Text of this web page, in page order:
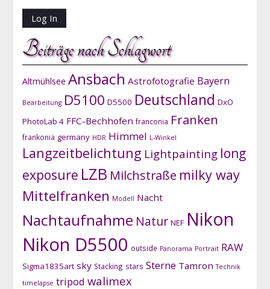
Beiträge nach Schlagwort
Altmühlsee Ansbach Astrofotografie Bayern
Bearbeitung D5100 D5500 Deutschland DxO
PhotoLab 4 FFC-Bechhofen franconia Franken
frankonia germany HDR Himmel L-Winkel
Langzeitbelichtung Lightpainting long
exposure LZB Milchstraße milky way
Mittelfranken Modell Nacht
Nachtaufnahme Natur NEF Nikon
Nikon D5500 outside Panorama Portrait RAW
Sigma1835art sky Stacking stars Sterne Tamron Technik
timelapse tripod walimex